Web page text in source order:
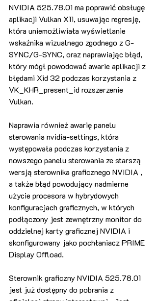
NVIDIA 525.78.01 ma poprawić obsługę
aplikacji Vulkan X11, usuwając regresję,
która uniemożliwiała wyświetlanie
wskaźnika wizualnego zgodnego z G-
SYNC/G-SYNC, oraz naprawiając błąd,
który mógł powodować awarie aplikacji z
błędami Xid 32 podczas korzystania z
VK_KHR_present_id rozszerzenie
Vulkan.
Naprawia również awarię panelu
sterowania nvidia-settings, która
występowała podczas korzystania z
nowszego panelu sterowania ze starszą
wersją sterownika graficznego NVIDIA ,
a także błąd powodujący nadmierne
użycie procesora w hybrydowych
konfiguracjach graficznych, w których
podłączony jest zewnętrzny monitor do
oddzielnej karty graficznej NVIDIA i
skonfigurowany jako pochłaniacz PRIME
Display Offload.
Sterownik graficzny NVIDIA 525.78.01
jest już dostępny do pobrania z